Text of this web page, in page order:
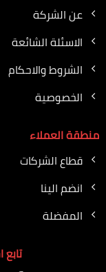
عن الشركة
الاسئلة الشائعة
الشروط والاحكام
الخصوصية
منطقة العملاء
قطاع الشركات
انضم الينا
المفضلة